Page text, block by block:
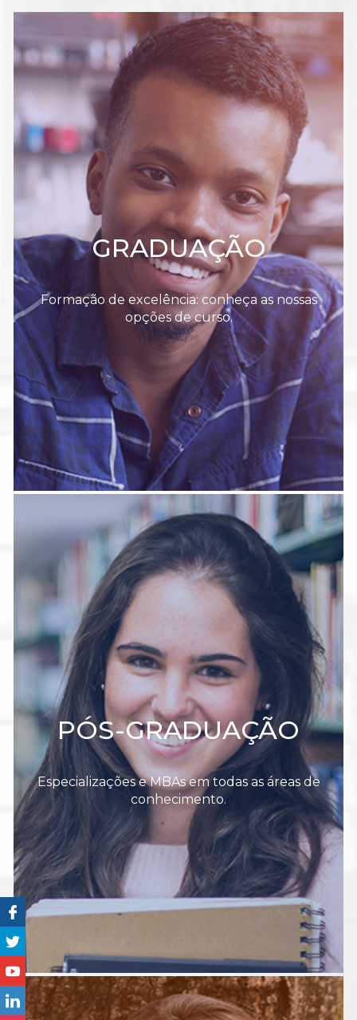
GRADUAÇÃO
Formação de excelência: conheça as nossas
opções de curso.
PÓS-GRADUAÇÃO
Especializações e MBAs em todas as áreas de
conhecimento.